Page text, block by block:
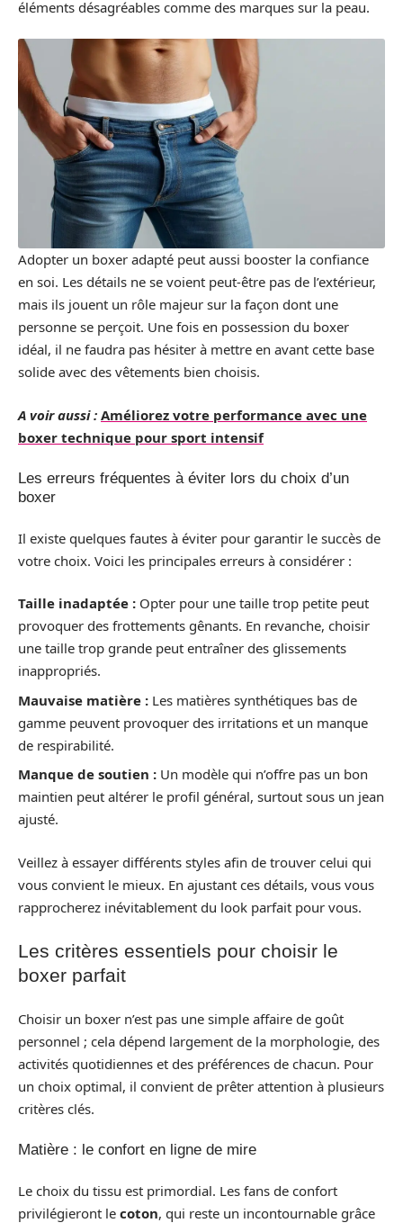
éléments désagréables comme des marques sur la peau.
Adopter un boxer adapté peut aussi booster la confiance
en soi. Les détails ne se voient peut-être pas de l’extérieur,
mais ils jouent un rôle majeur sur la façon dont une
personne se perçoit. Une fois en possession du boxer
idéal, il ne faudra pas hésiter à mettre en avant cette base
solide avec des vêtements bien choisis.
A voir aussi : Améliorez votre performance avec une
boxer technique pour sport intensif
Les erreurs fréquentes à éviter lors du choix d’un
boxer
Il existe quelques fautes à éviter pour garantir le succès de
votre choix. Voici les principales erreurs à considérer :
Taille inadaptée : Opter pour une taille trop petite peut
provoquer des frottements gênants. En revanche, choisir
une taille trop grande peut entraîner des glissements
inappropriés.
Mauvaise matière : Les matières synthétiques bas de
gamme peuvent provoquer des irritations et un manque
de respirabilité.
Manque de soutien : Un modèle qui n’offre pas un bon
maintien peut altérer le profil général, surtout sous un jean
ajusté.
Veillez à essayer différents styles afin de trouver celui qui
vous convient le mieux. En ajustant ces détails, vous vous
rapprocherez inévitablement du look parfait pour vous.
Les critères essentiels pour choisir le
boxer parfait
Choisir un boxer n’est pas une simple affaire de goût
personnel ; cela dépend largement de la morphologie, des
activités quotidiennes et des préférences de chacun. Pour
un choix optimal, il convient de prêter attention à plusieurs
critères clés.
Matière : le confort en ligne de mire
Le choix du tissu est primordial. Les fans de confort
privilégieront le coton, qui reste un incontournable grâce